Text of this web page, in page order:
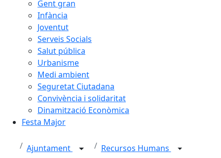
Gent gran
Infància
Joventut
Serveis Socials
Salut pública
Urbanisme
Medi ambient
Seguretat Ciutadana
Convivència i solidaritat
Dinamització Econòmica
Festa Major
Ajuntament
Recursos Humans